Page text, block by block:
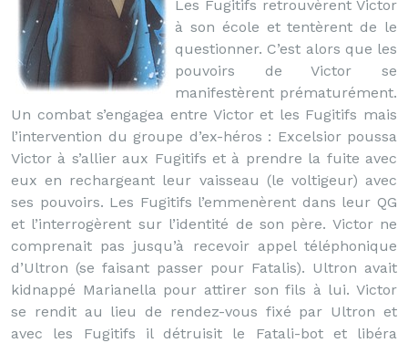
Les Fugitifs retrouvèrent Victor
à son école et tentèrent de le
questionner. C’est alors que les
pouvoirs de Victor se
manifestèrent prématurément.
Un combat s’engagea entre Victor et les Fugitifs mais
l’intervention du groupe d’ex-héros : Excelsior poussa
Victor à s’allier aux Fugitifs et à prendre la fuite avec
eux en rechargeant leur vaisseau (le voltigeur) avec
ses pouvoirs. Les Fugitifs l’emmenèrent dans leur QG
et l’interrogèrent sur l’identité de son père. Victor ne
comprenait pas jusqu’à recevoir appel téléphonique
d’Ultron (se faisant passer pour Fatalis). Ultron avait
kidnappé Marianella pour attirer son fils à lui. Victor
se rendit au lieu de rendez-vous fixé par Ultron et
avec les Fugitifs il détruisit le Fatali-bot et libéra